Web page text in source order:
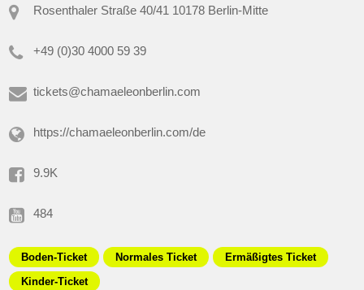
Rosenthaler Straße 40/41 10178 Berlin-Mitte
+49 (0)30 4000 59 39
tickets@chamaeleonberlin.com
https://chamaeleonberlin.com/de
9.9K
484
Boden-Ticket Normales Ticket
Ermäßigtes Ticket
Kinder-Ticket